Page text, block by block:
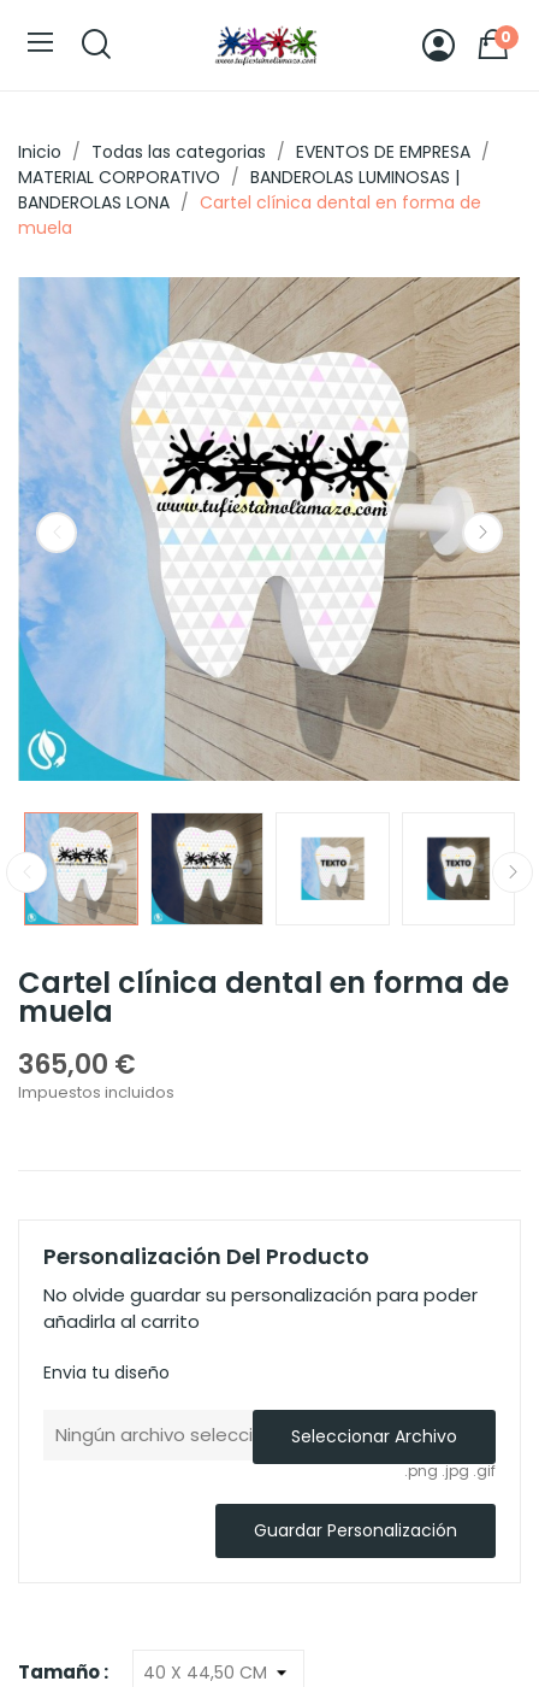
0
Inicio Todas las categorias
EVENTOS DE EMPRESA
MATERIAL CORPORATIVO
BANDEROLAS LUMINOSAS |
BANDEROLAS LONA
Cartel clínica dental en forma de
muela
Cartel clínica dental en forma de
muela
365,00 €
Impuestos incluidos
Personalización Del Producto
No olvide guardar su personalización para poder
añadirla al carrito
Envia tu diseño
Ningún archivo seleccionadoSeleccionar Archivo
.png .jpg .gif
Guardar Personalización
Tamaño :